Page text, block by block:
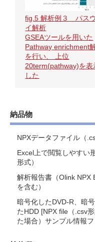
fig.5 解析例３ パス
イ解析
GSEAツールを用いた
Pathway enrichment
を行い、 上位
20term(pathway)を表
した
納品物
NPXデータファイル（
Excel上で閲覧しやすい
形式）
解析報告書（Olink NPX
を含む）
暗号化したDVD-R、暗
たHDD [NPX file（.csv
た場合）サンプル情報